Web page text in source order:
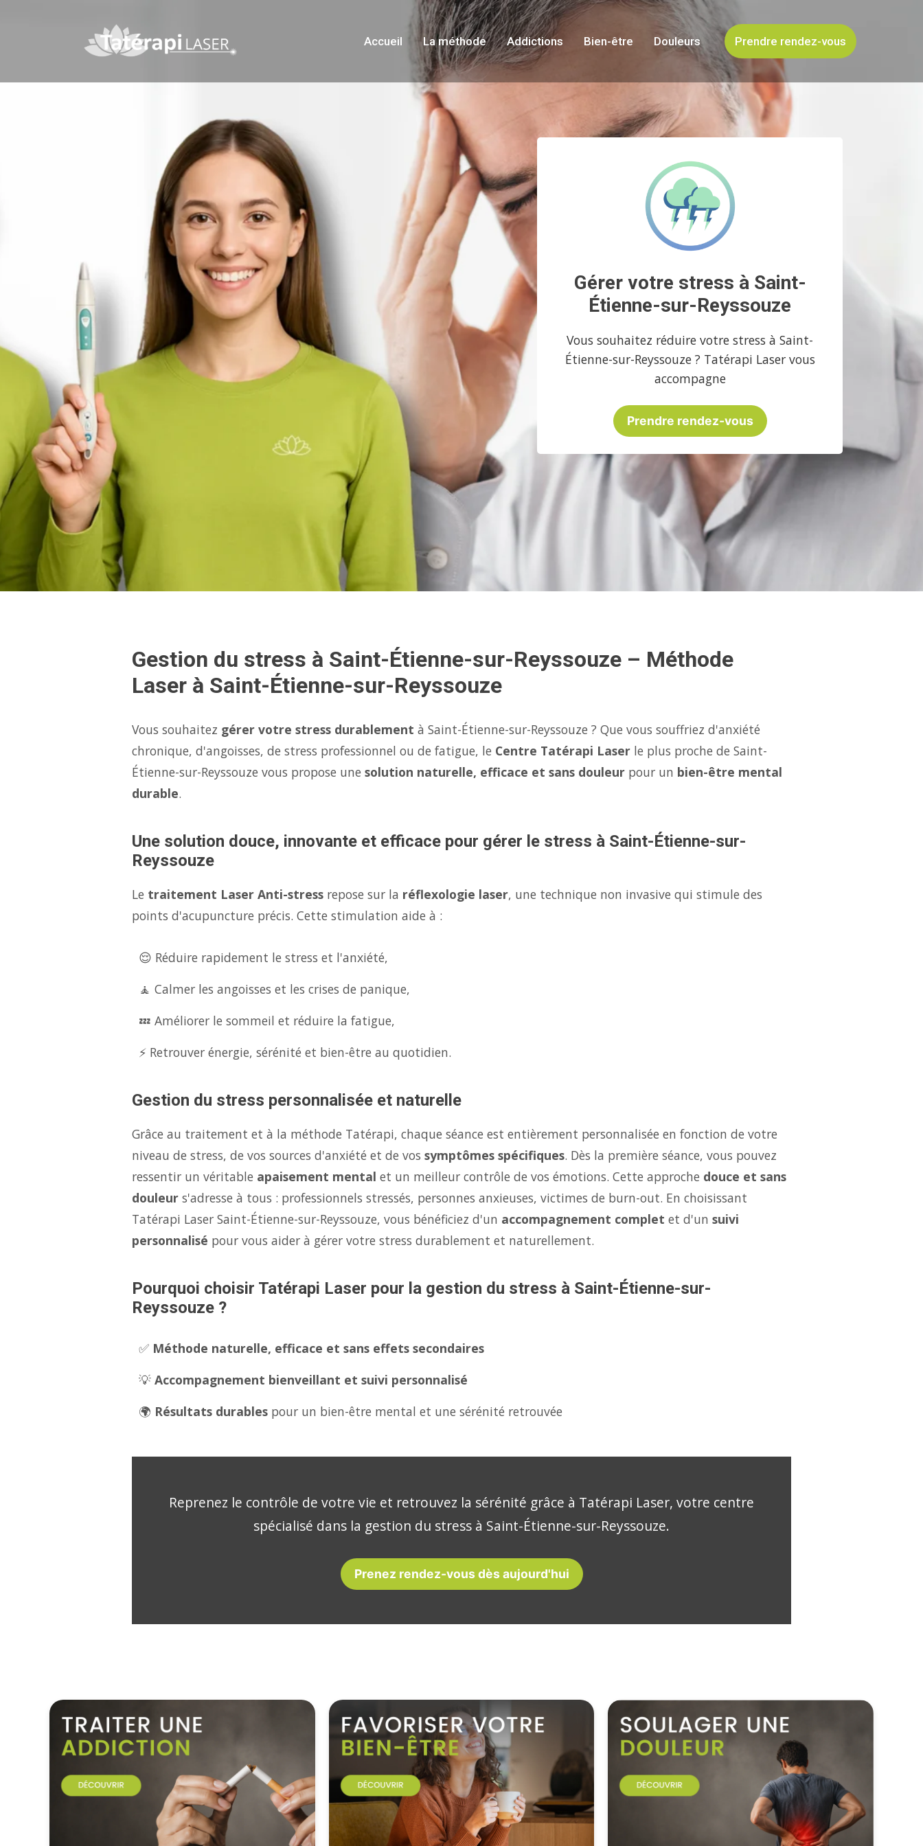
Accueil La méthode Addictions Bien-être Douleurs Prendre rendez-vous
Gérer votre stress à Saint-
Étienne-sur-Reyssouze
Vous souhaitez réduire votre stress à Saint-
Étienne-sur-Reyssouze ? Tatérapi Laser vous
accompagne
Prendre rendez-vous
Gestion du stress à Saint-Étienne-sur-Reyssouze – Méthode
Laser à Saint-Étienne-sur-Reyssouze
Vous souhaitez gérer votre stress durablement à Saint-Étienne-sur-Reyssouze ? Que vous souffriez d'anxiété
chronique, d'angoisses, de stress professionnel ou de fatigue, le Centre Tatérapi Laser le plus proche de Saint-
Étienne-sur-Reyssouze vous propose une solution naturelle, efficace et sans douleur pour un bien-être mental
durable.
Une solution douce, innovante et efficace pour gérer le stress à Saint-Étienne-sur-
Reyssouze
Le traitement Laser Anti-stress repose sur la réflexologie laser, une technique non invasive qui stimule des
points d'acupuncture précis. Cette stimulation aide à :
😌 Réduire rapidement le stress et l'anxiété,
🧘 Calmer les angoisses et les crises de panique,
💤 Améliorer le sommeil et réduire la fatigue,
⚡ Retrouver énergie, sérénité et bien-être au quotidien.
Gestion du stress personnalisée et naturelle
Grâce au traitement et à la méthode Tatérapi, chaque séance est entièrement personnalisée en fonction de votre
niveau de stress, de vos sources d'anxiété et de vos symptômes spécifiques. Dès la première séance, vous pouvez
ressentir un véritable apaisement mental et un meilleur contrôle de vos émotions. Cette approche douce et sans
douleur s'adresse à tous : professionnels stressés, personnes anxieuses, victimes de burn-out. En choisissant
Tatérapi Laser Saint-Étienne-sur-Reyssouze, vous bénéficiez d'un accompagnement complet et d'un suivi
personnalisé pour vous aider à gérer votre stress durablement et naturellement.
Pourquoi choisir Tatérapi Laser pour la gestion du stress à Saint-Étienne-sur-
Reyssouze ?
✅ Méthode naturelle, efficace et sans effets secondaires
💡 Accompagnement bienveillant et suivi personnalisé
🌍 Résultats durables pour un bien-être mental et une sérénité retrouvée
Reprenez le contrôle de votre vie et retrouvez la sérénité grâce à Tatérapi Laser, votre centre
spécialisé dans la gestion du stress à Saint-Étienne-sur-Reyssouze.
Prenez rendez-vous dès aujourd'hui